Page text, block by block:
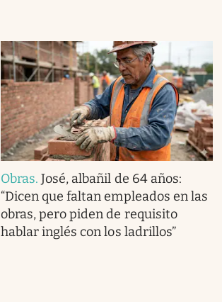
Obras.José, albañil de 64 años:
“Dicen que faltan empleados en las
obras, pero piden de requisito
hablar inglés con los ladrillos”